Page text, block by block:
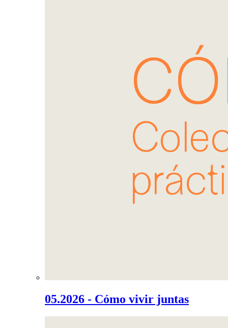
05.2026 - Cómo vivir juntas